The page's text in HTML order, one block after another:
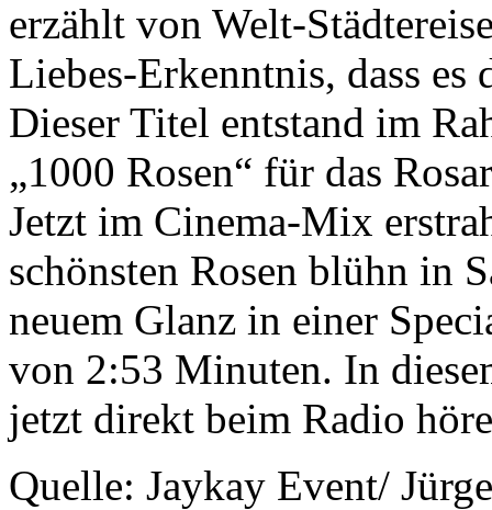
erzählt von Welt-
Liebes-Erkenntnis, dass es
Dieser Titel entstand im
„1000 Rosen“ für das
Jetzt im Cinema-Mix
schönsten Rosen blühn in
neuem Glanz in einer
von 2:53 Minuten. In
jetzt direkt beim Radio
Quelle: Jaykay Event/